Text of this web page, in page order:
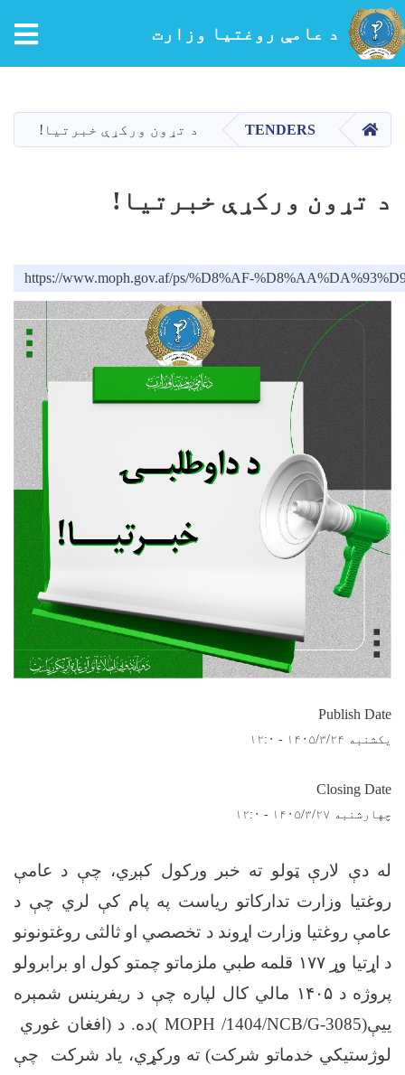
د عامې روغتیا وزارت
کور TENDERS د تړون ورکړې خبرتیا!
د تړون ورکړې خبرتیا!
https://www.moph.gov.af/ps/%D8%AF-
Publish Date
یکشنبه ۱۴۰۵/۳/۲۴ - ۱۲:۰
Closing Date
چهارشنبه ۱۴۰۵/۳/۲۷ - ۱۲:۰
له دې لارې ټولو ته خبر ورکول کېږي، چې د عامې
روغتیا وزارت تدارکاتو ریاست په پام کې لري چې د
عامې روغتیا وزارت اړوند د تخصصي او ثالثی روغتونونو
د اړتیا وړ۱۷۷ قلمه طبي ملزماتو چمتو کول او برابرولو
پروژه د۱۴۰۵ مالي کال لپاره چې د ریفرینس شمېره
ییې( MOPH /1404/NCB/G-3085)ده. د (افغان غوري
لوژستیکي خدماتو شرکت) ته ورکړي، یاد شرکت چې